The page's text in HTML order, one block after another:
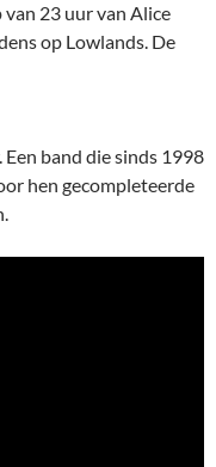
23 uur van Alice
op Lowlands. De
band die sinds 1998
hen gecompleteerde